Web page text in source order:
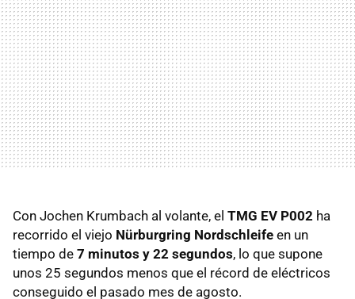
Con Jochen Krumbach al volante, el TMG EV P002 ha
recorrido el viejo Nürburgring Nordschleife en un
tiempo de 7 minutos y 22 segundos, lo que supone
unos 25 segundos menos que el récord de eléctricos
conseguido el pasado mes de agosto.